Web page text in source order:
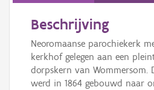
Beschrijving
Neoromaanse parochiekerk
kerkhof gelegen aan een
dorpskern van Wommersom.
werd in 1864 gebouwd naar